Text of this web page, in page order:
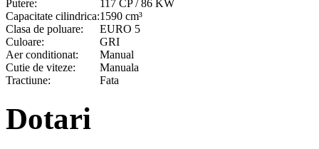
Putere:
117 CP / 86 KW
Capacitate cilindrica:1590 cm³
Clasa de poluare:
EURO 5
Culoare:
GRI
Aer conditionat:
Manual
Cutie de viteze:
Manuala
Tractiune:
Fata
Dotari